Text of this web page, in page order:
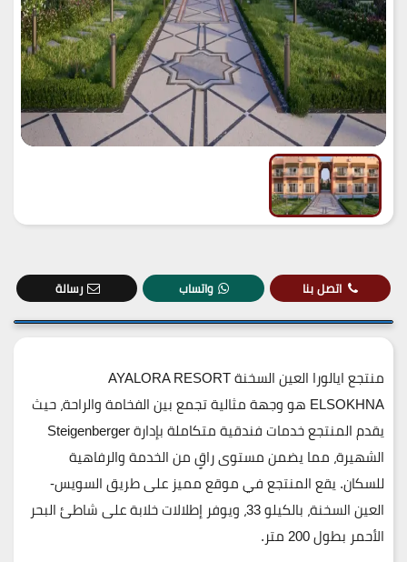
اتصل بنا واتساب رسالة
منتجع ايالورا العين السخنة AYALORA RESORT
ELSOKHNA هو وجهة مثالية تجمع بين الفخامة والراحة، حيث
يقدم المنتجع خدمات فندقية متكاملة بإدارةSteigenberger
الشهيرة، مما يضمن مستوى راقٍ من الخدمة والرفاهية
للسكان. يقع المنتجع في موقع مميز على طريقالسويس-
العين السخنة، بالكيلو 33،
ويوفر إطلالات خلابة على شاطئ البحر
الأحمر بطول200 متر
.